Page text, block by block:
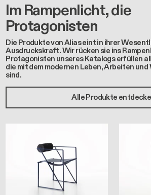
Im Rampenlicht, die
Protagonisten
Die Produkte von Alias eint in ihrer
Ausdruckskraft. Wir rücken sie ins
Protagonisten unseres Katalogs erfüllen
die mit dem modernen Leben, Arbeiten
sind.
Alle Produkte